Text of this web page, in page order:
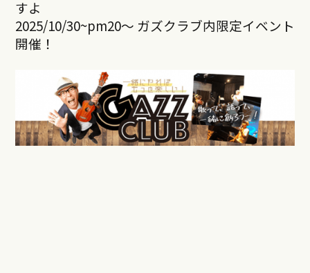
すよ
2025/10/30~pm20～ ガズクラブ内限定イベント
開催！